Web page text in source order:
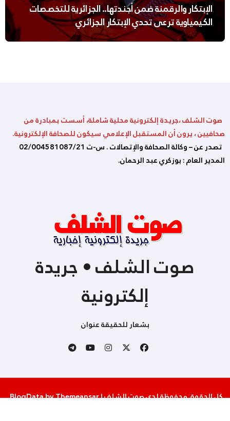
الإبتكار والرقمنة ضمن أجندتها.. الجزائرية للتخصصات
الكيمياوية ترعى تحدي الإبتكار الجزائري
صوت الشلف ،جريدة إلكترونية محلية شاملة، أسست بمبادرة من
صحافيين ، يرون أن المستقبل الإعلامي سيكون للصحافة الإلكترونية.
تصدر عن – وكالة الصحافة والإتصالات . س-ت 02/004581087/21
المدير العام : بوزكري عبد الرحمان.
صوت الشلف • جريدة
إلكترونية
بشعار للحقيقة عنوان
كل الحقوق محفوظة لدى صوت الشلف|
BlogDatabyThemeansar
.